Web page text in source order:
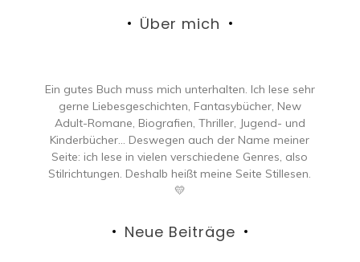
Über mich
Ein gutes Buch muss mich unterhalten. Ich lese sehr
gerne Liebesgeschichten, Fantasybücher, New
Adult-Romane, Biografien, Thriller, Jugend- und
Kinderbücher… Deswegen auch der Name meiner
Seite: ich lese in vielen verschiedene Genres, also
Stilrichtungen. Deshalb heißt meine Seite Stillesen.
💛
Neue Beiträge